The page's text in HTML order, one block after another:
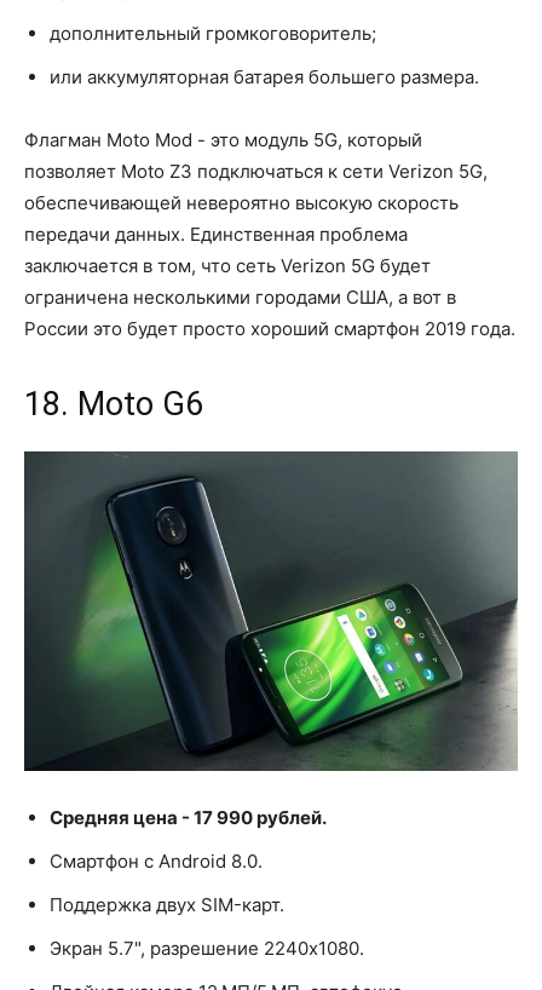
дополнительный громкоговоритель;
или аккумуляторная батарея большего размера.
Флагман Moto Mod - это модуль 5G, который
позволяет Moto Z3 подключаться к сети Verizon 5G,
обеспечивающей невероятно высокую скорость
передачи данных. Единственная проблема
заключается в том, что сеть Verizon 5G будет
ограничена несколькими городами США, а вот в
России это будет просто хороший смартфон 2019 года.
18. Moto G6
Средняя цена - 17 990 рублей.
Смартфон с Android 8.0.
Поддержка двух SIM-карт.
Экран 5.7", разрешение 2240x1080.